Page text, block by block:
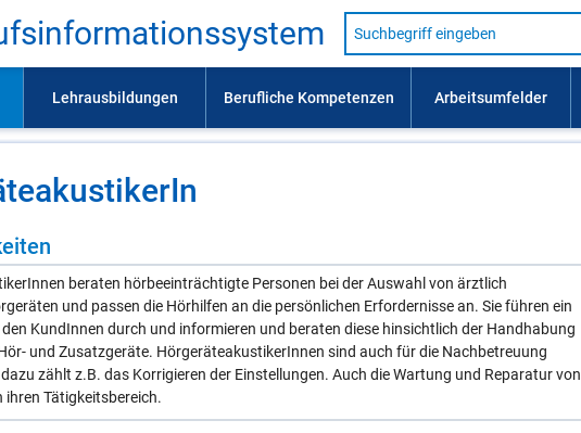
Suche
nach
Lehrausbildung,
usw.
beraten hörbeeinträchtigte Personen bei der Auswahl von ärztlich
und passen die Hörhilfen an die persönlichen Erfordernisse an. Sie führen ein
KundInnen durch und informieren und beraten diese hinsichtlich der Handhabung
und Zusatzgeräte. HörgeräteakustikerInnen sind auch für die Nachbetreuung
zählt z.B. das Korrigieren der Einstellungen. Auch die Wartung und Reparatur von
ihren Tätigkeitsbereich.